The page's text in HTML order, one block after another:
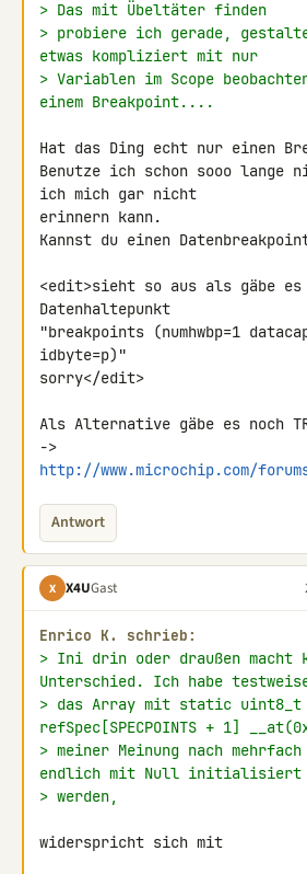
> Das mit Übeltäter finden
> probiere ich gerade,
etwas kompliziert mit nur
> Variablen im Scope
einem Breakpoint....
Hat das Ding echt nur einen
Benutze ich schon sooo lange
ich mich gar nicht
erinnern kann.
Kannst du einen
<edit>sieht so aus als gäbe es
Datenhaltepunkt
"breakpoints (numhwbp=1
idbyte=p)"
sorry</edit>
Als Alternative gäbe es noch
http://www.microchip.com/
Antwort
X X4UGast
Enrico K. schrieb:
> Ini drin oder draußen macht
Unterschied. Ich habe
> das Array mit static uint8_t
refSpec[SPECPOINTS + 1]
> meiner Meinung nach mehrfach
endlich mit Null initialisiert
> werden,
widerspricht sich mit